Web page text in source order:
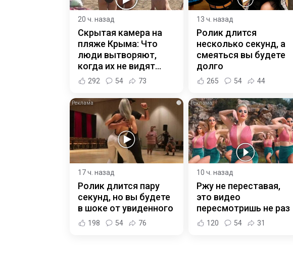
20 ч. назад
Скрытая камера на
пляже Крыма: Что
люди вытворяют,
когда их не видят...
292 54 73
13 ч. назад
Ролик длится
несколько секунд, а
смеяться вы будете
долго
265 54 44
i
17 ч. назад
Ролик длится пару
секунд, но вы будете
в шоке от увиденного
198 54 76
10 ч. назад
Ржу не переставая,
это видео
пересмотришь не раз
120 54 31